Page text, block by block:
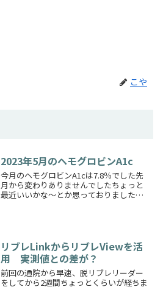
こや
2023年5月のヘモグロビンA1c
今月のヘモグロビンA1cは7.8％でした先
月から変わりありませんでしたちょっと
最近いいかな～とか思っておりましたが
リブレLinkからリブレViewを活
用 実測値との差が？
前回の通院から早速、脱リブレリーダー
をしてから2週間ちょっとくらいが経ちま